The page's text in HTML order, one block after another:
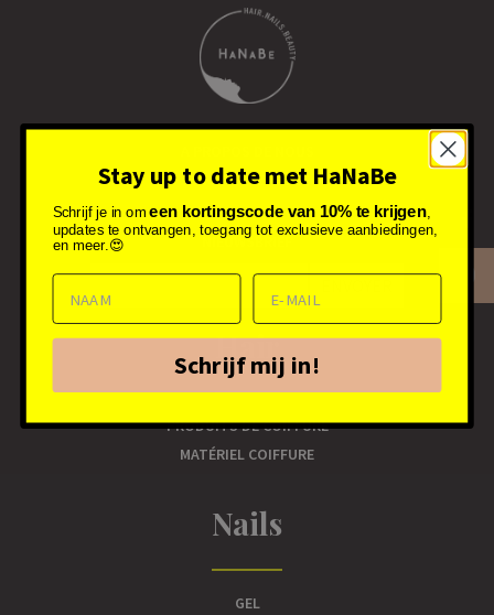
CONTACTEZ-NOUS
NIEUWSBRIEF
Hair
PRODUITS DE COIFFURE
MATÉRIEL COIFFURE
Nails
GEL
Stay up to date met HaNaBe
Schrijf je in om een kortingscode van 10% te krijgen,
updates te ontvangen, toegang tot exclusieve aanbiedingen,
en meer.😍
Schrijf mij in!